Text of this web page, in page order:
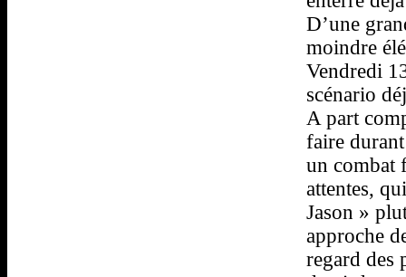
D’une
moindre
Vendredi
scénario
A part
faire
un combat
attentes,
Jason »
approche
regard des